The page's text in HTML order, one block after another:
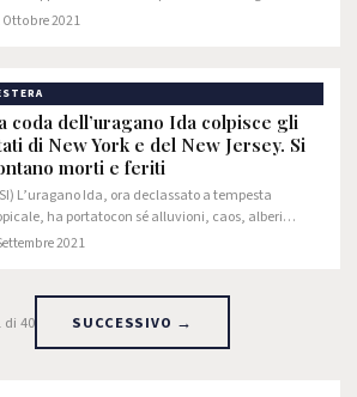
52.009 i contagi di Covid registrati nel Regno Unito
Ottobre 2021
coda dell’uragano Ida colpisce gli
di New York e del New Jersey. Si
morti e feriti
L’uragano Ida, ora declassato a tempesta
ha portatocon sé alluvioni, caos, alberi
e cascate d’acqua all’interno delle maggiori
2021
di 40 SUCCESSIVO →